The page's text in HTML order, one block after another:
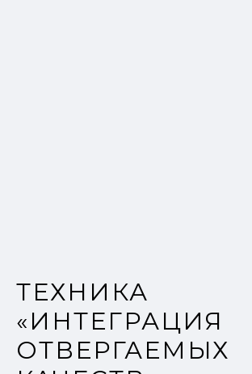
ТЕХНИКА
«ИНТЕГРАЦИЯ
ОТВЕРГАЕМЫХ